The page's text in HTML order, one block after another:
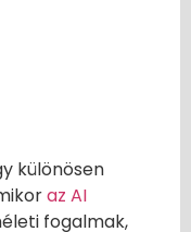
különösen
az AI
fogalmak,